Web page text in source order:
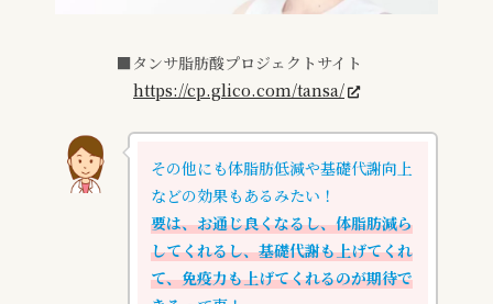
■タンサ脂肪酸プロジェクトサイト
https://cp.glico.com/tansa/
その他にも体脂肪低減や基礎代謝向上
などの効果もあるみたい！
要は、お通じ良くなるし、体脂肪減ら
してくれるし、基礎代謝も上げてくれ
て、免疫力も上げてくれるのが期待で